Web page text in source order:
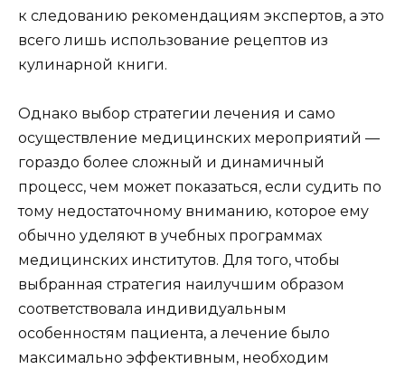
к следованию рекомендациям экспертов, а это
всего лишь использование рецептов из
кулинарной книги.
Однако выбор стратегии лечения и само
осуществление медицинских мероприятий —
гораздо более сложный и динамичный
процесс, чем может показаться, если судить по
тому недостаточному вниманию, которое ему
обычно уделяют в учебных программах
медицинских институтов. Для того, чтобы
выбранная стратегия наилучшим образом
соответствовала индивидуальным
особенностям пациента, а лечение было
максимально эффективным, необходим